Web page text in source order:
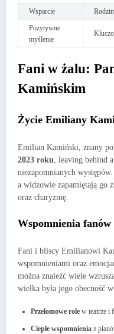
Wsparcie
Pozytywne
myślenie
Fani w żalu:
Kamińskim
Życie Emiliany
Emilian Kamiński, znany
2023 roku, leaving behind
niezapomnianych
a widzowie zapamiętają go
oraz charyzmę.
Wspomnienia fanów
Fani i bliscy Emilianowi
wspomnieniami oraz
można znaleźć wiele
wielka była jego obecność
Przełomowe role w teatrze i
Ciepłe wspomnienia z